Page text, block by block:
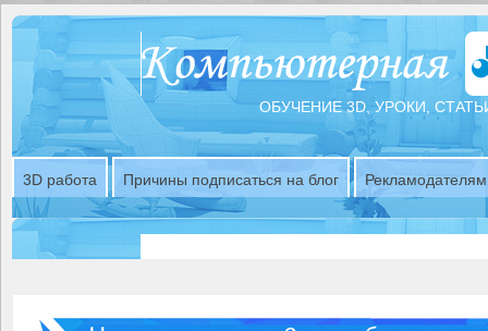
ОБУЧЕНИЕ 3D, УРОКИ,
3D работа Причины подписаться на блог Рекламодателям